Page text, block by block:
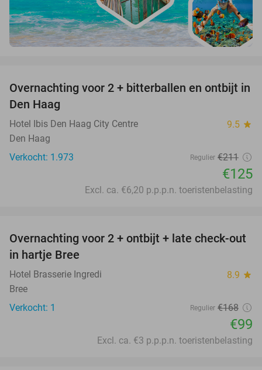
41%
Overnachting voor 2 + bitterballen en ontbijt in
Den Haag
Hotel Ibis Den Haag City Centre 9.5 star
Den Haag
Verkocht: 1.973
Regulier €211
€125
Excl. ca. €6,20 p.p.p.n. toeristenbelasting
41%
TODAY
Overnachting voor 2 + ontbijt + late check-out
in hartje Bree
Hotel Brasserie Ingredi 8.9 star
Bree
Verkocht: 1
Regulier €168
€99
Excl. ca. €3 p.p.p.n. toeristenbelasting